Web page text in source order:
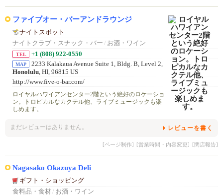
ファイブオー・バーアンドラウンジ
ナイトスポット
ナイトクラブ・スナック・バー / お酒・ワイン
TEL +1 (808) 922-0550
MAP
2233 Kalakaua Avenue Suite 1, Bldg. B, Level 2,
Honolulu, HI, 96815 US
http://www.five-o-bar.com/
ロイヤルハワイアンセンター2階という絶好のロケーショ
ン。トロピカルなカクテル他、ライブミュージックも楽
しめます。
まだレビューはありません。 レビューを書く
[ページ制作] [営業時間・内容変更] [閉店報告]
Nagasako Okazuya Deli
ギフト・ショッピング
食料品・食材/ お酒・ワイン